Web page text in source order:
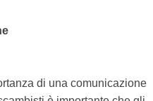
di una comunicazione